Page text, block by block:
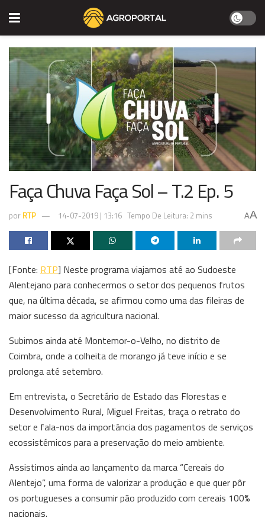
Faça Chuva Faça Sol – T.2 Ep. 5
por RTP 14-07-2019 | 13:16 Tempo De Leitura: 2 mins AA
[Fonte: RTP] Neste programa viajamos até ao Sudoeste
Alentejano para conhecermos o setor dos pequenos frutos
que, na última década, se afirmou como uma das fileiras de
maior sucesso da agricultura nacional.
Subimos ainda até Montemor-o-Velho, no distrito de
Coimbra, onde a colheita de morango já teve início e se
prolonga até setembro.
Em entrevista, o Secretário de Estado das Florestas e
Desenvolvimento Rural, Miguel Freitas, traça o retrato do
setor e fala-nos da importância dos pagamentos de serviços
ecossistémicos para a preservação do meio ambiente.
Assistimos ainda ao lançamento da marca “Cereais do
Alentejo”, uma forma de valorizar a produção e que quer pôr
os portugueses a consumir pão produzido com cereais 100%
nacionais.